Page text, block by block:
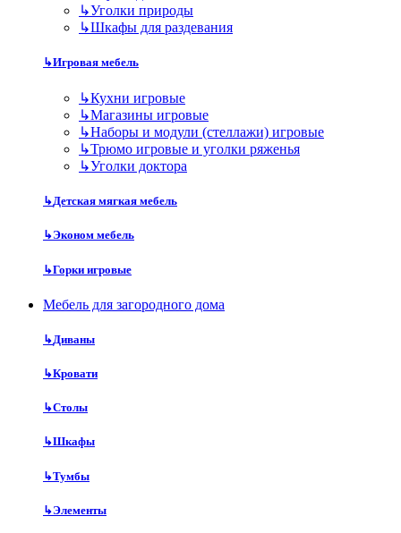
↳Уголки природы
↳Шкафы для раздевания
↳Игровая мебель
↳Кухни игровые
↳Магазины игровые
↳Наборы и модули (стеллажи) игровые
↳Трюмо игровые и уголки ряженья
↳Уголки доктора
↳Детская мягкая мебель
↳Эконом мебель
↳Горки игровые
Мебель для загородного дома
↳Диваны
↳Кровати
↳Столы
↳Шкафы
↳Тумбы
↳Элементы